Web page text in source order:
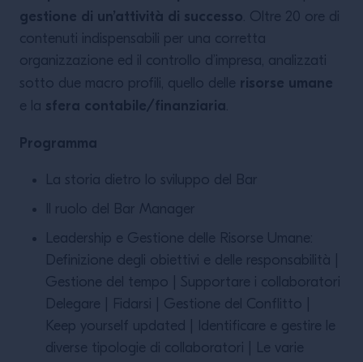
VEDI LA RICETTA
gestione di un’attività di successo. Oltre 20 ore di
contenuti indispensabili per una corretta
organizzazione ed il controllo d’impresa, analizzati
sotto due macro proﬁli, quello delle risorse umane
e la sfera contabile/ﬁnanziaria.
Programma
La storia dietro lo sviluppo del Bar
Il ruolo del Bar Manager
Leadership e Gestione delle Risorse Umane:
Deﬁnizione degli obiettivi e delle responsabilità |
Gestione del tempo | Supportare i collaboratori
Delegare | Fidarsi | Gestione del Conﬂitto |
Keep yourself updated | Identiﬁcare e gestire le
diverse tipologie di collaboratori | Le varie